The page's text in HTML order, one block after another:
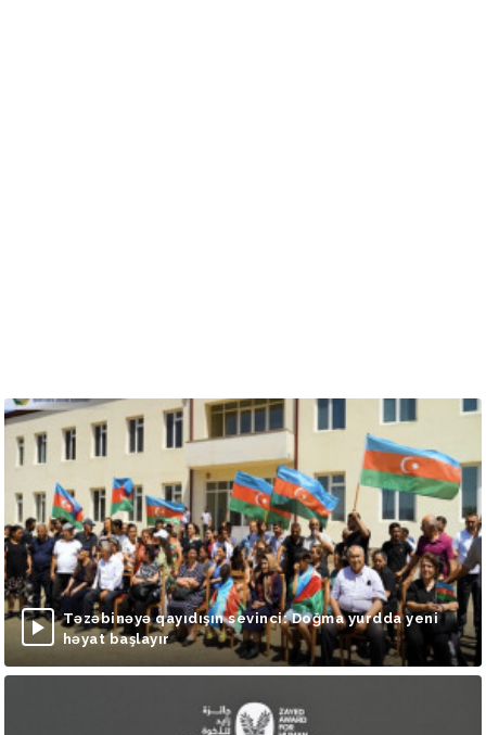
Təzəbinəyə qayıdışın sevinci: Doğma yurdda yeni
həyat başlayır